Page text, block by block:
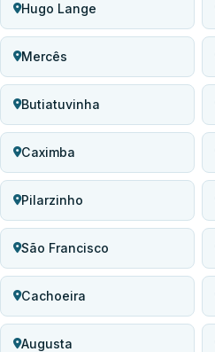
Hugo Lange
Mercês
Butiatuvinha
Caximba
Pilarzinho
São Francisco
Cachoeira
Augusta